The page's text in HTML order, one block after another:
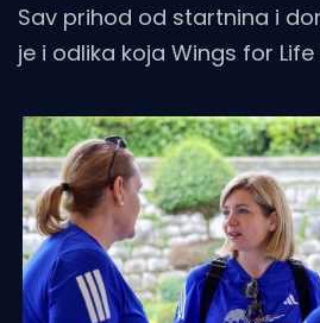
Sav prihod od startnina i
je i odlika koja Wings for